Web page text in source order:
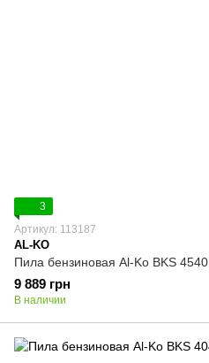
3
Артикул: 113187
AL-KO
Пила бензиновая Al-Ko BKS 4540
9 889 грн
В наличии